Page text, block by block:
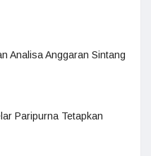
Analisa Anggaran Sintang
Paripurna Tetapkan